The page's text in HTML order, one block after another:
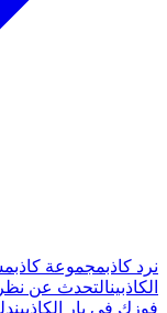
عدة نصائح للعب في
من بار الكاذبين
و احتمالات نرد